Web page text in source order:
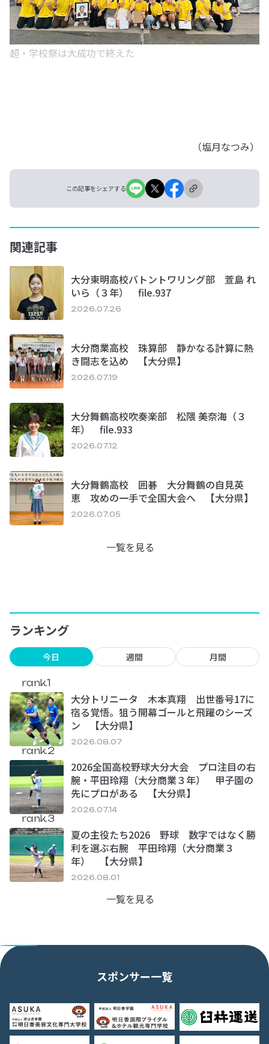
超・学校祭は大成功で終えた
（塩月なつみ）
この記事をシェアする
関連記事
大分東明高校バトントワリング部 萱島 れ
いら（３年） file.937
2026.07.26
大分商業高校 珠算部 静かなる計算に熱
き闘志を込め 【大分県】
2026.07.19
大分舞鶴高校吹奏楽部 松隈 美奈海（３
年） file.933
2026.07.12
大分舞鶴高校 囲碁 大分舞鶴の自見英
恵 攻めの一手で全国大会へ 【大分県】
2026.07.05
一覧を見る
ランキング
今日 週間 月間
rank.1
大分トリニータ 木本真翔 出世番号17に
宿る覚悟。狙う開幕ゴールと飛躍のシーズ
ン 【大分県】
2026.08.07
rank.2
2026全国高校野球大分大会 プロ注目の右
腕・平田玲翔（大分商業３年） 甲子園の
先にプロがある 【大分県】
2026.07.14
rank.3
夏の主役たち2026 野球 数字ではなく勝
利を選ぶ右腕 平田玲翔（大分商業３
年） 【大分県】
2026.08.01
一覧を見る
スポンサー一覧